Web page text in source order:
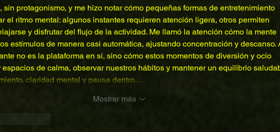
sin protagonismo, y me hizo notar cómo pequeñas formas de entretenimiento
el ritmo mental: algunos instantes requieren atención ligera, otros permiten
y disfrutar del flujo de la actividad. Me llamó la atención cómo la mente
estímulos de manera casi automática, ajustando concentración y descanso.
no es la plataforma en sí, sino cómo estos momentos de diversión y ocio
espacios de calma, observar nuestros hábitos y mantener un equilibrio
claridad mental y pausa dentro…
Mostrar más